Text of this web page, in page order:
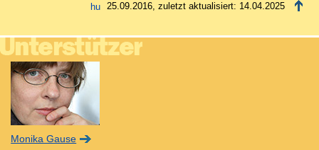
25.09.2016, zuletzt aktualisiert: 14.04.2025
Monika Gause